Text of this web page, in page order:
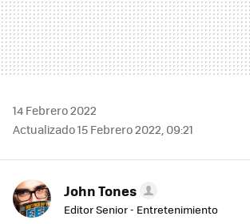
14 Febrero 2022
Actualizado 15 Febrero 2022, 09:21
John Tones
Editor Senior - Entretenimiento